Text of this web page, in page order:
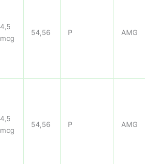
4,5
mcg
54,56 P AMG
4,5
mcg
54,56 P AMG